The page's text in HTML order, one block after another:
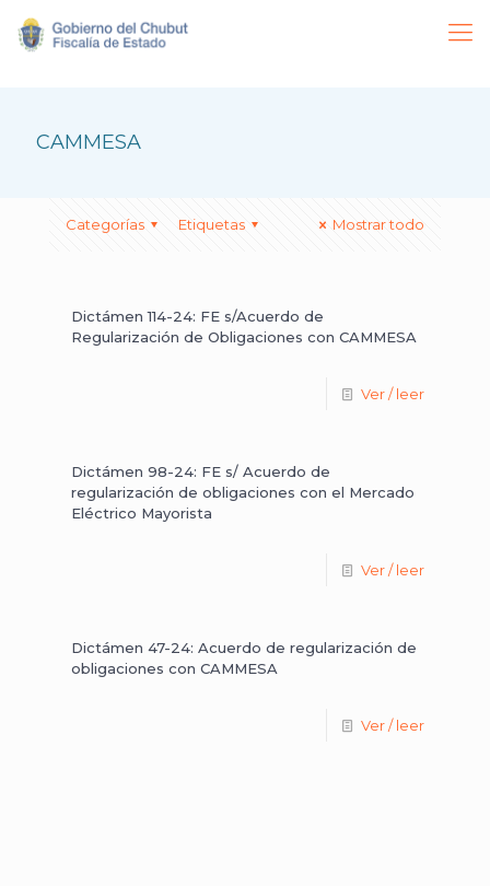
CAMMESA
Categorías Etiquetas Mostrar todo
Dictámen 114-24: FE s/Acuerdo de
Regularización de Obligaciones con CAMMESA
Ver / leer
Dictámen 98-24: FE s/ Acuerdo de
regularización de obligaciones con el Mercado
Eléctrico Mayorista
Ver / leer
Dictámen 47-24: Acuerdo de regularización de
obligaciones con CAMMESA
Ver / leer